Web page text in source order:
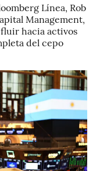
Línea, Rob
Management,
hacia activos
del cepo